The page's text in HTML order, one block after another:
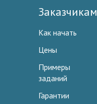
Заказчикам
Как начать
Цены
Примеры
заданий
Гарантии